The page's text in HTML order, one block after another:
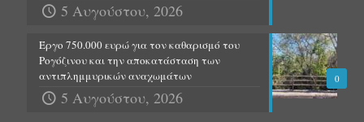
5 Αυγούστου, 2026
0
Έργο 750.000 ευρώ για τον καθαρισμό του
Ρογόζινου και την αποκατάσταση των
αντιπλημμυρικών αναχωμάτων
5 Αυγούστου, 2026